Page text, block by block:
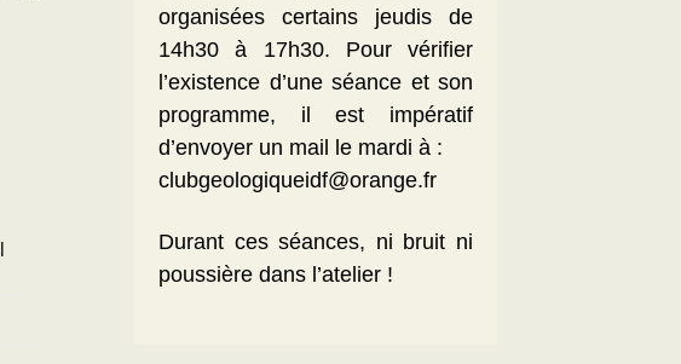
organisées certains jeudis de
14h30 à 17h30. Pour vérifier
l’existence d’une séance et son
programme, il est impératif
d’envoyer un mail le mardi à :
clubgeologiqueidf@orange.fr
Durant ces séances, ni bruit ni
poussière dans l’atelier !